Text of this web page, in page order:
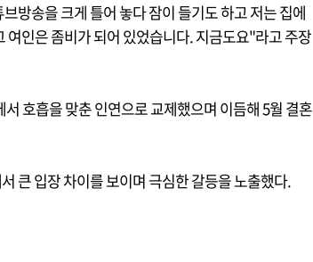
방송을 크게 틀어 놓다 잠이 들기도 하고 저는 집에
인은 좀비가 되어 있었습니다. 지금도요"라고 주장
호흡을 맞춘 인연으로 교제했으며 이듬해 5월 결혼
큰 입장 차이를 보이며 극심한 갈등을 노출했다.